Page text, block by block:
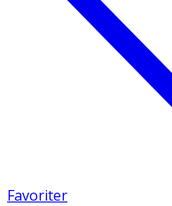
Favoriter